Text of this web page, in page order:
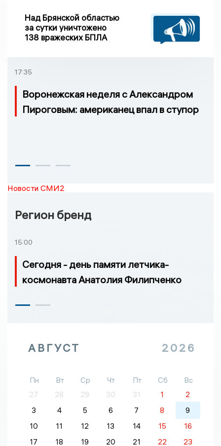
Над Брянской областью
за сутки уничтожено
138 вражеских БПЛА
17:35
Воронежская неделя с Александром
Пироговым: американец впал в ступор
Новости СМИ2
Регион бренд
15:00
Сегодня - день памяти летчика-
космонавта Анатолия Филипченко
АВГУСТ 2026
Пн Вт Ср Чт Пт Сб
Вс
27
28 29 30 31 1
2
3
4 5 6 7 8
9
10
11 12 13 14 15
16
17
18 19 20 21 22 23